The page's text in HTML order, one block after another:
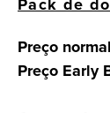
Preço
Preço Early